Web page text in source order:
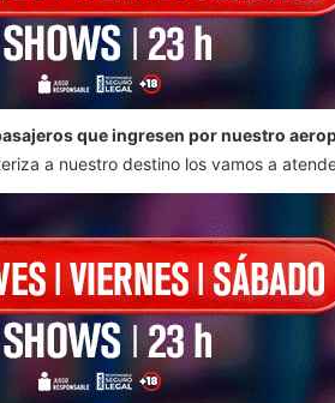
que ingresen por nuestro
a nuestro destino los vamos a